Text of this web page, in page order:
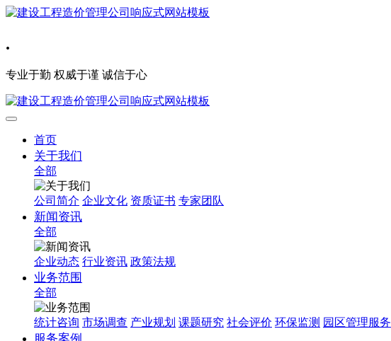
.
专业于勤 权威于谨 诚信于心
首页
关于我们
全部
公司简介 企业文化 资质证书 专家团队
新闻资讯
全部
企业动态 行业资讯 政策法规
业务范围
全部
统计咨询 市场调查 产业规划 课题研究 社会评价 环保监测 园区管理服务